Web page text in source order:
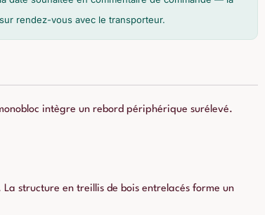
rendez-vous avec le transporteur.
intègre un rebord périphérique surélevé.
structure en treillis de bois entrelacés forme un